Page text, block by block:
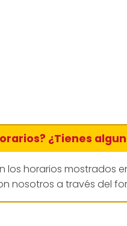
¿Tienes
los horarios
nosotros a través del